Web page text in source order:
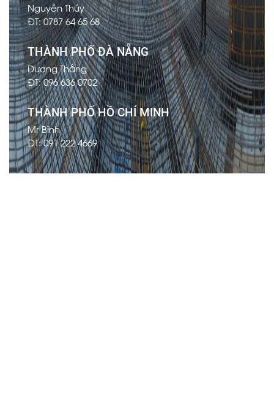
Nguyễn Thúy
ĐT: 0787 64 65 68
THÀNH PHỐ ĐÀ NẴNG
Dương Thắng
ĐT: 096 636 0702
THÀNH PHỐ HỒ CHÍ MINH
Mr Bình
ĐT: 091 222 4669